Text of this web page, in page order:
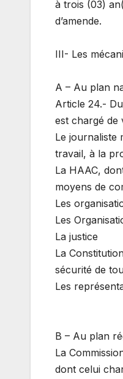
à trois (03)
d’amende.
III- Les
A – Au plan
Article 24.-
est chargé de
Le journaliste
travail, à la
La HAAC,
moyens de
Les
Les
La justice
La
sécurité de
Les
B – Au plan
La
dont celui